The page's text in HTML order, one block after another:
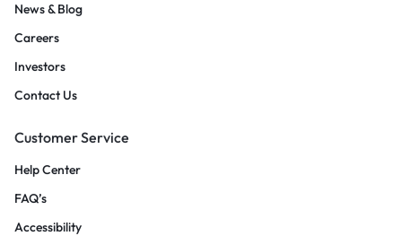
News & Blog
Careers
Investors
Contact Us
Customer Service
Help Center
FAQ’s
Accessibility